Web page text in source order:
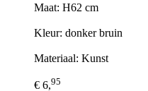
Maat: H62 cm
Kleur: donker bruin
Materiaal: Kunst
€ 6,95